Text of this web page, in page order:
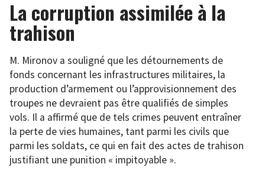
La corruption assimilée à la
trahison
M. Mironov a souligné que les détournements de
fonds concernant les infrastructures militaires, la
production d’armement ou l’approvisionnement des
troupes ne devraient pas être qualifiés de simples
vols. Il a affirmé que de tels crimes peuvent entraîner
la perte de vies humaines, tant parmi les civils que
parmi les soldats, ce qui en fait des actes de trahison
justifiant une punition « impitoyable ».